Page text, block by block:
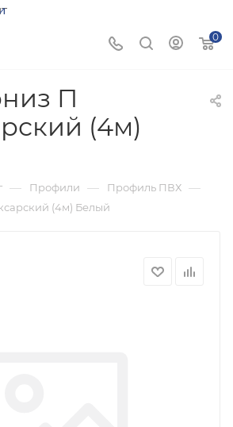
поможем подобрать товар именно
0
П
(4м)
— Профили — Профиль ПВХ —
(4м) Белый